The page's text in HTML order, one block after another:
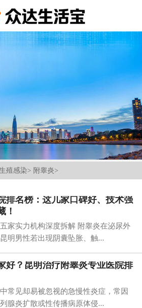
殖感染> 附睾炎>
排名榜：这几家口碑好、技术强
！
家实力机构深度拆解 附睾炎在泌尿外
明男性若出现阴囊坠胀、触...
好？昆明治疗附睾炎专业医院排
常见却易被忽视的急慢性炎症，常因
腺炎扩散或性传播病原体侵...